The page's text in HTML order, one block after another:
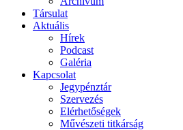
Társulat
Aktuális
Hírek
Podcast
Galéria
Kapcsolat
Jegypénztár
Szervezés
Elérhetőségek
Művészeti titkárság